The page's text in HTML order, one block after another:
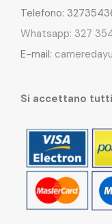
Telefono:
Whatsapp: 327
E-mail:
Si accettano